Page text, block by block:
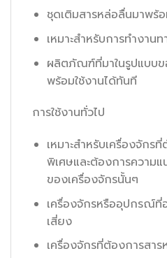
ชุดเติมสารหล่อลื่นมาพร้
เหมาะสำหรับการทำงาน
ผลิตภัณฑ์ที่มาในรูปแบบ
พร้อมใช้งานได้ทันที
การใช้งานทั่วไป
เหมาะสำหรับเครื่องจักร
พิเศษและต้องการความแ
ของเครื่องจักรนั้นๆ
เครื่องจักรหรืออุปกรณ์
เสี่ยง
เครื่องจักรที่ต้องการสา